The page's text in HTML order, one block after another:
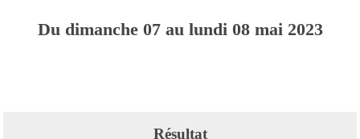
Du dimanche 07au lundi 08 mai 2023
Résultat